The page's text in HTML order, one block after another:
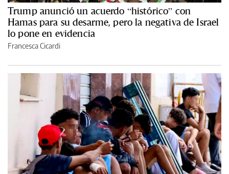
Trump anunció un acuerdo “histórico” con
Hamas para su desarme, pero la negativa de Israel
lo pone en evidencia
Francesca Cicardi